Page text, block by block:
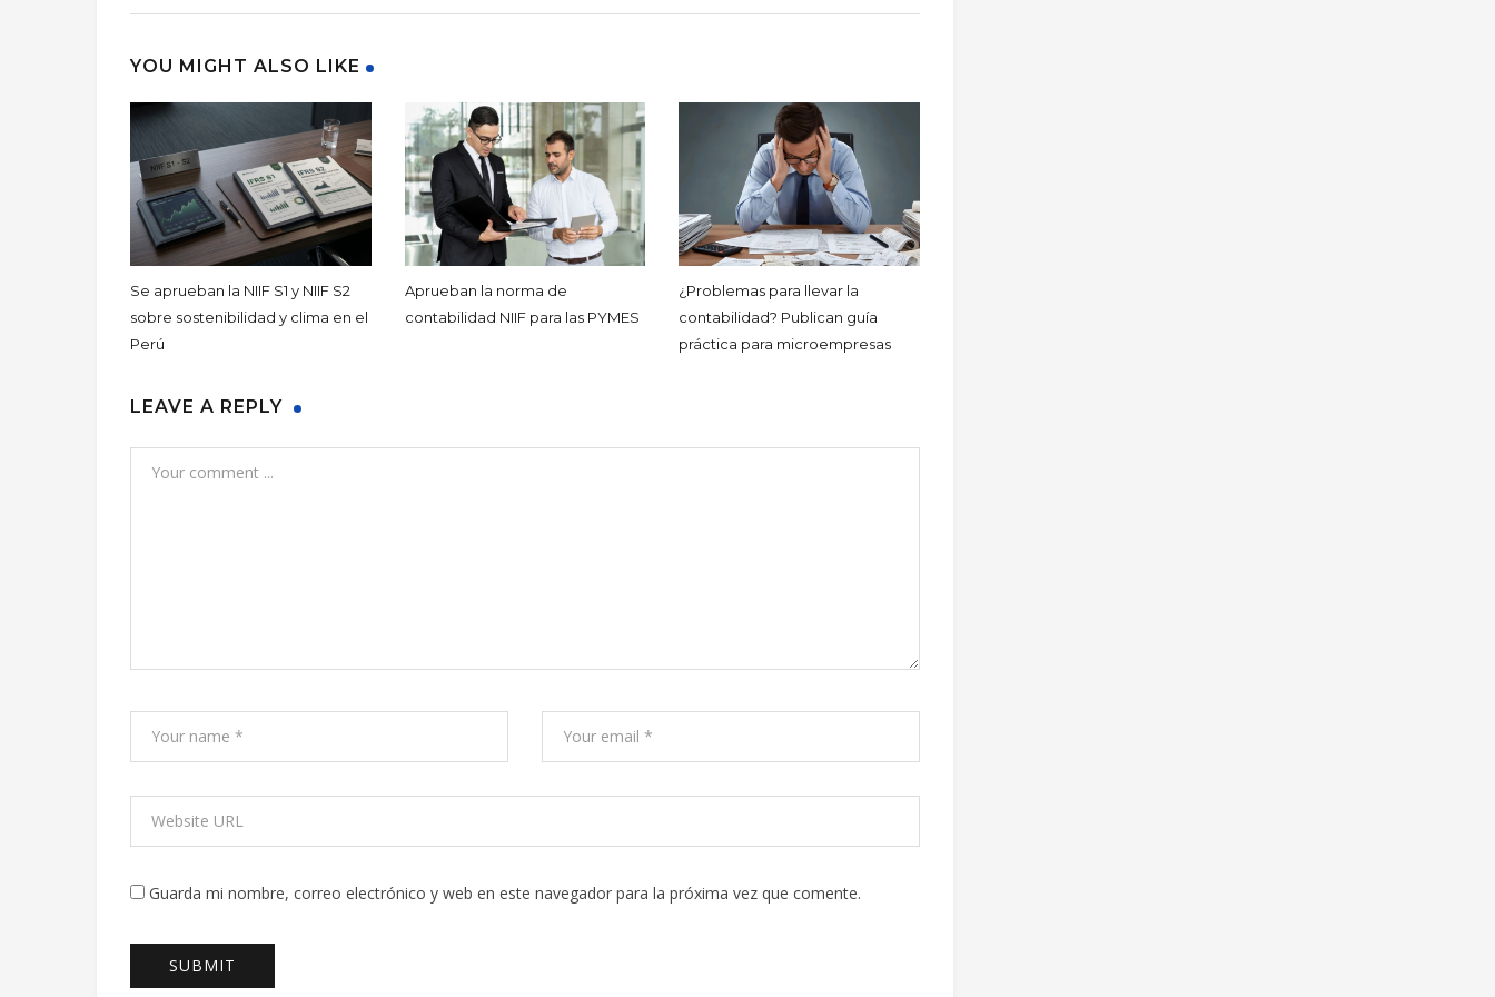
YOU MIGHT ALSO LIKE
Se aprueban la NIIF S1 y NIIF S2
sobre sostenibilidad y clima en el
Perú
Aprueban la norma de
contabilidad NIIF para las PYMES
¿Problemas para llevar la
contabilidad? Publican guía
práctica para microempresas
LEAVE A REPLY
Guarda mi nombre, correo electrónico y web en este navegador para la próxima vez que comente.